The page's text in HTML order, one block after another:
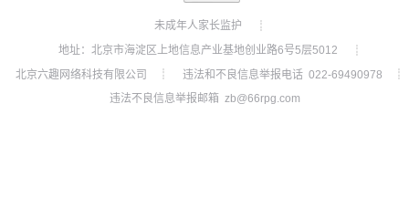
未成年人家长监护
┊
地址：北京市海淀区上地信息产业基地创业路6号5层5012
┊
北京六趣网络科技有限公司
┊ 违法和不良信息举报电话 022-69490978
┊
违法不良信息举报邮箱 zb@66rpg.com